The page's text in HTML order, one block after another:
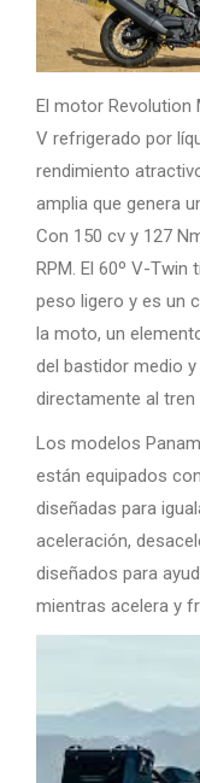
El motor Revolution
V refrigerado por
rendimiento
amplia que genera
Con 150 cv y 127
RPM. El 60º V-
peso ligero y es un
la moto, un
del bastidor medio
directamente al tren
Los modelos
están equipados
diseñadas para
aceleración,
diseñados para
mientras acelera y